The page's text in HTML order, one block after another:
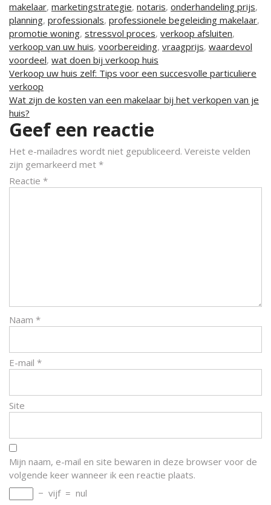
makelaar, marketingstrategie, notaris, onderhandeling prijs,
planning, professionals, professionele begeleiding makelaar,
promotie woning, stressvol proces, verkoop afsluiten,
verkoop van uw huis, voorbereiding, vraagprijs, waardevol
voordeel, wat doen bij verkoop huis
Berichtnavigatie
Verkoop uw huis zelf: Tips voor een succesvolle particuliere
verkoop
Wat zijn de kosten van een makelaar bij het verkopen van je
huis?
Geef een reactie
Het e-mailadres wordt niet gepubliceerd. Vereiste velden
zijn gemarkeerd met *
Reactie *
Naam *
E-mail *
Site
Mijn naam, e-mail en site bewaren in deze browser voor de
volgende keer wanneer ik een reactie plaats.
− vijf = nul